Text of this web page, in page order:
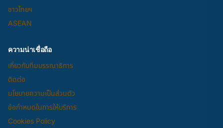
ชาวไทยฯ
ASEAN
ความน่าเชื่อถือ
เกี่ยวกับทีมบรรณาธิการ
ติดต่อ
นโยบายความเป็นส่วนตัว
ข้อกำหนดในการให้บริการ
Cookies Policy